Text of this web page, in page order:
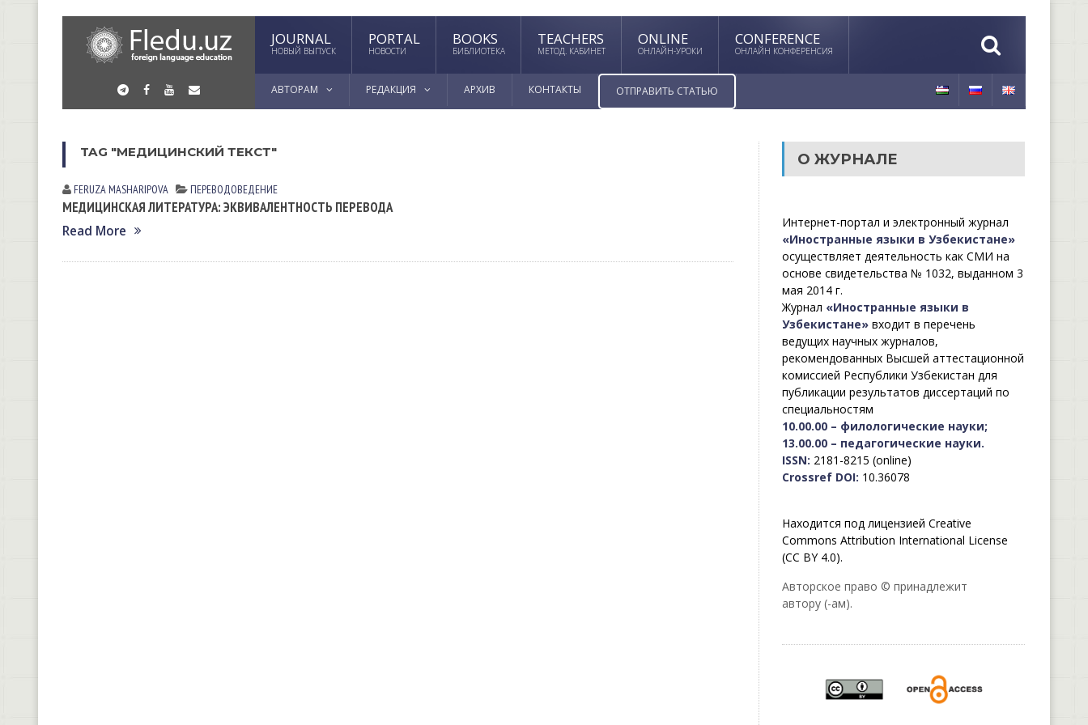
JOURNAL
НОВЫЙ ВЫПУСК
PORTAL
НОВОСТИ
BOOKS
БИБЛИОТЕКА
TEACHERS
МЕТОД. КАБИНЕТ
ONLINE
ОНЛАЙН-УРОКИ
CONFERENCE
ОНЛАЙН КОНФЕРЕНСИЯ
АВТОРАМ РЕДАКЦИЯ АРХИВ КОНТАКТЫ ОТПРАВИТЬ СТАТЬЮ
TAG "МЕДИЦИНСКИЙ ТЕКСТ"
FERUZA MАSHАRIPOVА ПЕРЕВОДОВЕДЕНИЕ
МЕДИЦИНСКАЯ ЛИТЕРАТУРА: ЭКВИВАЛЕНТНОСТЬ ПЕРЕВОДА
Read More
О ЖУРНАЛЕ
Интернет-портал и электронный журнал
«Иностранные языки в Узбекистане»
осуществляет деятельность как СМИ на
основе свидетельства № 1032, выданном 3
мая 2014 г.
Журнал «Иностранные языки в
Узбекистане»входит в перечень
ведущих научных журналов,
рекомендованных Высшей аттестационной
комиссией Республики Узбекистан для
публикации результатов диссертаций по
специальностям
10.00.00 – филологические науки;
13.00.00 – педагогические науки.
ISSN: 2181-8215 (online)
Crossref DOI: 10.36078
Находится под лицензией Creative
Commons Attribution International License
(CC BY 4.0).
Авторское право © принадлежит
автору (-ам).